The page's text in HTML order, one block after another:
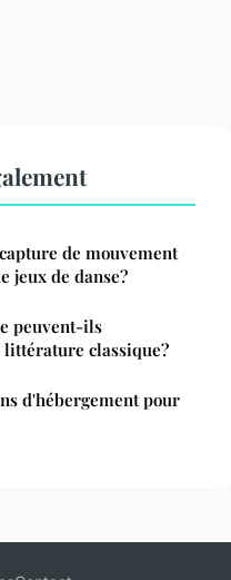
de mouvement
jeux de danse?
peuvent-ils
classique?
d'hébergement pour